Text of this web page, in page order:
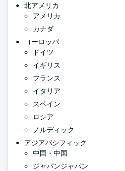
北アメリカ
アメリカ
カナダ
ヨーロッパ
ドイツ
イギリス
フランス
イタリア
スペイン
ロシア
ノルディック
アジアパシフィック
中国・中国
ジャパンジャパン